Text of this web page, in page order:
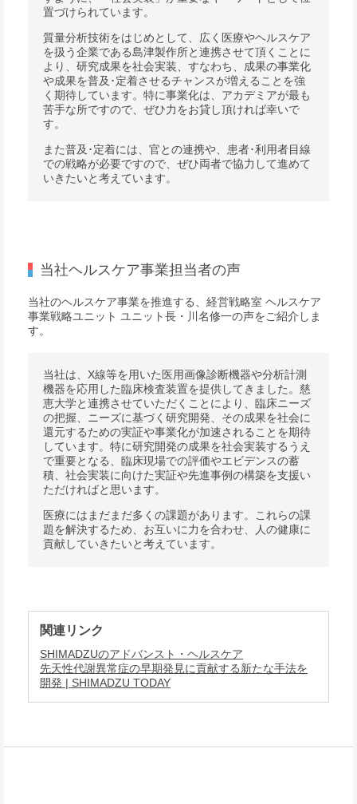
置づけられています。
質量分析技術をはじめとして、広く医療やヘルスケア
を扱う企業である島津製作所と連携させて頂くことに
より、研究成果を社会実装、すなわち、成果の事業化
や成果を普及･定着させるチャンスが増えることを強
く期待しています。特に事業化は、アカデミアが最も
苦手な所ですので、ぜひ力をお貸し頂ければ幸いで
す。
また普及･定着には、官との連携や、患者･利用者目線
での戦略が必要ですので、ぜひ両者で協力して進めて
いきたいと考えています。
当社ヘルスケア事業担当者の声
当社のヘルスケア事業を推進する、経営戦略室 ヘルスケア
事業戦略ユニット ユニット長・川名修一の声をご紹介しま
す。
当社は、X線等を用いた医用画像診断機器や分析計測
機器を応用した臨床検査装置を提供してきました。慈
恵大学と連携させていただくことにより、臨床ニーズ
の把握、ニーズに基づく研究開発、その成果を社会に
還元するための実証や事業化が加速されることを期待
しています。特に研究開発の成果を社会実装するうえ
で重要となる、臨床現場での評価やエビデンスの蓄
積、社会実装に向けた実証や先進事例の構築を支援い
ただければと思います。
医療にはまだまだ多くの課題があります。これらの課
題を解決するため、お互いに力を合わせ、人の健康に
貢献していきたいと考えています。
関連リンク
SHIMADZUのアドバンスト・ヘルスケア
先天性代謝異常症の早期発見に貢献する新たな手法を
開発 | SHIMADZU TODAY